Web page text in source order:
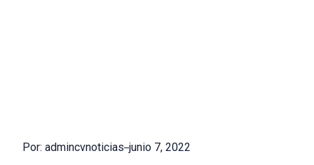
Por: admincvnoticias junio 7, 2022